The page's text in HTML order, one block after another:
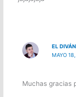
EL
MAYO
Muchas gracias